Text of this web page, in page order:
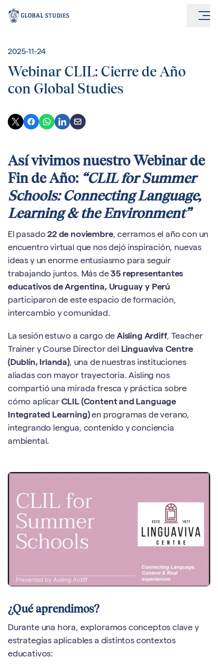
2025-11-24
Webinar CLIL: Cierre de Año
con Global Studies
Así vivimos nuestro Webinar de
Fin de Año: “CLIL for Summer
Schools: Connecting Language,
Learning & the Environment”
El pasado22 de noviembre, cerramos el año con un
encuentro virtual que nos dejó inspiración, nuevas
ideas y un enorme entusiasmo para seguir
trabajando juntos. Más de35 representantes
educativos de Argentina, Uruguay y Perú
participaron de este espacio de formación,
intercambio y comunidad.
La sesión estuvo a cargo de Aisling Ardiff, Teacher
Trainer y Course Director del Linguaviva Centre
(Dublín, Irlanda), una de nuestras instituciones
aliadas con mayor trayectoria. Aisling nos
compartió una mirada fresca y práctica sobre
cómo aplicar CLIL (Content and Language
Integrated Learning)en programas de verano,
integrando lengua, contenido y conciencia
ambiental.
¿Qué aprendimos?
Durante una hora, exploramos conceptos clave y
estrategias aplicables a distintos contextos
educativos: